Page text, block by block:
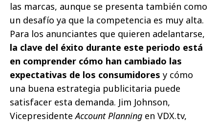
las marcas, aunque se presenta también como
un desafío ya que la competencia es muy alta.
Para los anunciantes que quieren adelantarse,
la clave del éxito durante este periodo está
en comprender cómo han cambiado las
expectativas de los consumidores y cómo
una buena estrategia publicitaria puede
satisfacer esta demanda. Jim Johnson,
VicepresidenteAccount Planning en VDX.tv,